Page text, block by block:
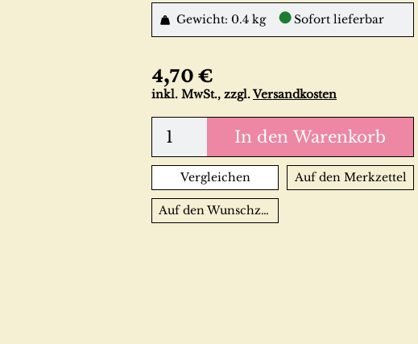
Gewicht: 0.4 kg ●Sofort lieferbar
4,70 €
inkl. MwSt., zzgl.Versandkosten
In den Warenkorb
Vergleichen Auf den Merkzettel
Auf den Wunschzettel